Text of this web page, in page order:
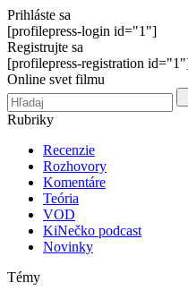
Prihláste sa
[profilepress-login id="1"]
Registrujte sa
[profilepress-registration
Online svet filmu
Rubriky
Recenzie
Rozhovory
Komentáre
Teória
VOD
KiNečko podcast
Novinky
Témy